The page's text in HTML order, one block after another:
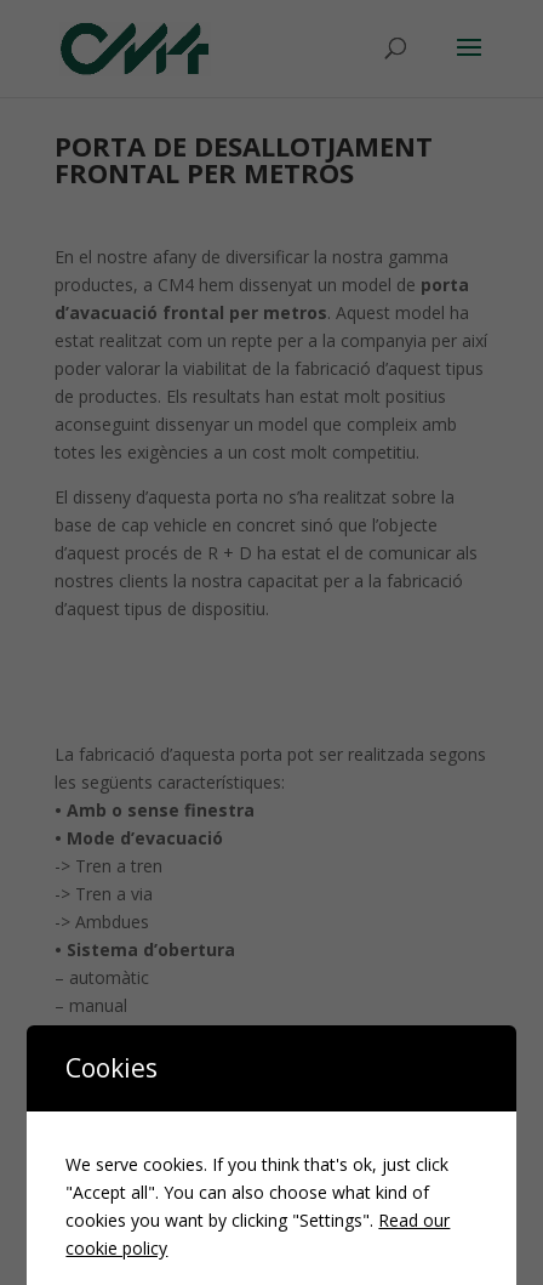
PORTA DE DESALLOTJAMENT
FRONTAL PER METROS
En el nostre afany de diversificar la nostra gamma
productes, a CM4 hem dissenyat un model de porta
d’avacuació frontal per metros. Aquest model ha
estat realitzat com un repte per a la companyia per així
poder valorar la viabilitat de la fabricació d’aquest tipus
de productes. Els resultats han estat molt positius
aconseguint dissenyar un model que compleix amb
totes les exigències a un cost molt competitiu.
El disseny d’aquesta porta no s’ha realitzat sobre la
base de cap vehicle en concret sinó que l’objecte
d’aquest procés de R + D ha estat el de comunicar als
nostres clients la nostra capacitat per a la fabricació
d’aquest tipus de dispositiu.
La fabricació d’aquesta porta pot ser realitzada segons
les següents característiques:
• Amb o sense finestra
• Mode d’evacuació
-> Tren a tren
-> Tren a via
-> Ambdues
• Sistema d’obertura
– automàtic
– manual
<iframe width="240" height="240"
allowfullscreen></iframe>
Cookies
We serve cookies. If you think that's ok, just click
"Accept all". You can also choose what kind of
cookies you want by clicking "Settings". Read our
cookie policy